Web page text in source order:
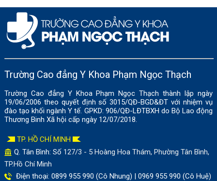
Trường Cao đẳng Y Khoa Phạm Ngọc Thạch
Trường Cao đẳng Y Khoa Phạm Ngọc Thạch thành lập ngày
19/06/2006 theo quyết định số 3015/QĐ-BGD&ĐT với nhiệm vụ
đào tạo khối ngành Y tế. GPKD: 906/QĐ-LĐTBXH do Bộ Lao động
Thương Binh Xã hội cấp ngày 12/07/2018.
TP. HỒ CHÍ MINH
Q. Tân Bình: Số 127/3 - 5 Hoàng Hoa Thám, Phường Tân Bình,
TP.Hồ Chí Minh
Điện thoại: 0899 955 990 (Cô Nhung) | 0969 955 990 (Cô Huệ)